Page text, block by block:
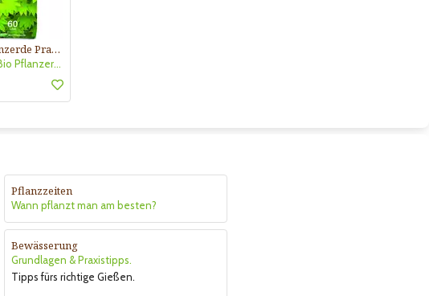
Bio Pflanzerde Praskac
Praskac Bio Pflanzerde
Pflanzzeiten
Wann pflanzt man am besten?
Bewässerung
Grundlagen & Praxistipps.
Tipps fürs richtige Gießen.